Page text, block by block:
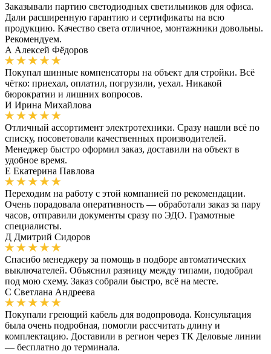
Заказывали партию светодиодных светильников для офиса.
Дали расширенную гарантию и сертификаты на всю
продукцию. Качество света отличное, монтажники довольны.
Рекомендуем.
А Алексей Фёдоров
Покупал шинные компенсаторы на объект для стройки. Всё
чётко: приехал, оплатил, погрузили, уехал. Никакой
бюрократии и лишних вопросов.
И Ирина Михайлова
Отличный ассортимент электротехники. Сразу нашли всё по
списку, посоветовали качественных производителей.
Менеджер быстро оформил заказ, доставили на объект в
удобное время.
Е Екатерина Павлова
Переходим на работу с этой компанией по рекомендации.
Очень порадовала оперативность — обработали заказ за пару
часов, отправили документы сразу по ЭДО. Грамотные
специалисты.
Д Дмитрий Сидоров
Спасибо менеджеру за помощь в подборе автоматических
выключателей. Объяснил разницу между типами, подобрал
под мою схему. Заказ собрали быстро, всё на месте.
С Светлана Андреева
Покупали греющий кабель для водопровода. Консультация
была очень подробная, помогли рассчитать длину и
комплектацию. Доставили в регион через ТК Деловые линии
— бесплатно до терминала.